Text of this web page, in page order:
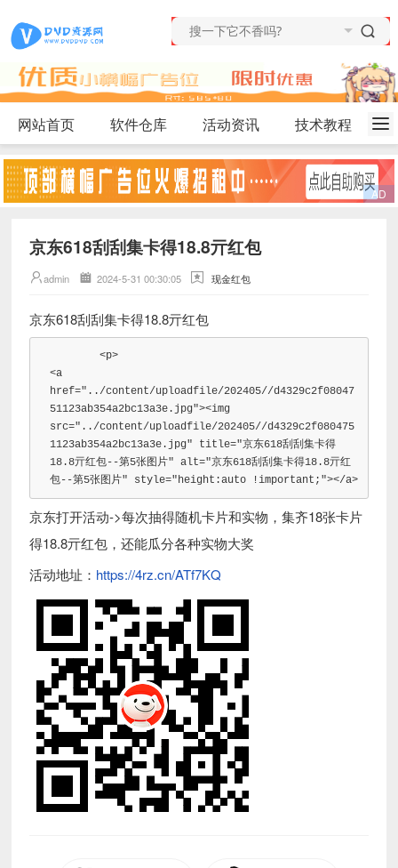
网站首页 软件仓库 活动资讯 技术教程
京东618刮刮集卡得18.8亓红包
admin 2024-5-31 00:30:05 现金红包
京东618刮刮集卡得18.8亓红包
<p>
<a
href="../content/uploadfile/202405//d4329c2f08047
51123ab354a2bc13a3e.jpg"><img
src="../content/uploadfile/202405//d4329c2f080475
1123ab354a2bc13a3e.jpg"
title="京东618刮刮集卡得
18.8亓红包--第5张图片"
alt="京东618刮刮集卡得18.8亓红
包--第5张图片"
style="height :auto !important ; "></a>
京东打开活动->每次抽得随机卡片和实物，集齐18张卡片
得18.8亓红包，还能瓜分各种实物大奖
活动地址： https://4rz.cn/ATf7KQ